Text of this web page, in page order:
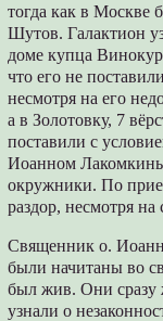
тогда как в Москве
Шутов. Галактион
доме купца
что его не
несмотря на его
а в Золотовку, 7
поставили с
Иоанном
окружники. По
раздор, несмотря на
Священник о.
были начитаны во
был жив. Они сразу
узнали о